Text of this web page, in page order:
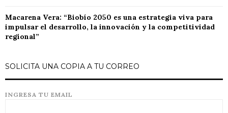
Macarena Vera: “Biobío 2050 es una estrategia viva para
impulsar el desarrollo, la innovación y la competitividad
regional”
SOLICITA UNA COPIA A TU CORREO
INGRESA TU EMAIL